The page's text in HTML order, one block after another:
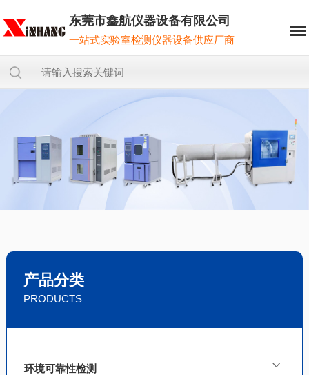
东莞市鑫航仪器设备有限公司
一站式实验室检测仪器设备供应厂商
产品分类
PRODUCTS
环境可靠性检测